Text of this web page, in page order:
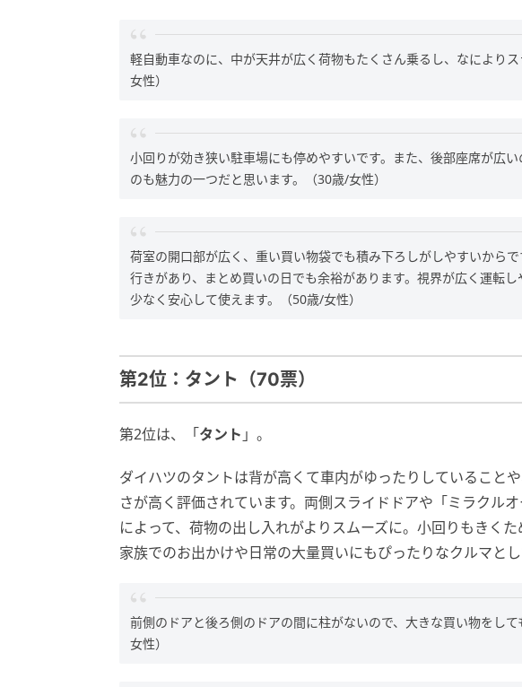
軽自動車なのに、中が天井が広く荷物もたくさん乗るし、なにより
女性）
小回りが効き狭い駐車場にも停めやすいです。また、後部座席が広
のも魅力の一つだと思います。（30歳/女性）
荷室の開口部が広く、重い買い物袋でも積み下ろしがしやすいから
行きがあり、まとめ買いの日でも余裕があります。視界が広く運転
少なく安心して使えます。（50歳/女性）
第2位：タント（70票）
第2位は、「タント 」。
ダイハツのタントは背が高くて車内がゆったりしていること
さが高く評価されています。両側スライドドアや「ミラクル
によって、荷物の出し入れがよりスムーズに。小回りもきくた
家族でのお出かけや日常の大量買いにもぴったりなクルマとし
前側のドアと後ろ側のドアの間に柱がないので、大きな買い物をし
女性）